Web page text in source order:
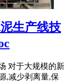
生产线技
对于大规模的新
,减少剥离量,保